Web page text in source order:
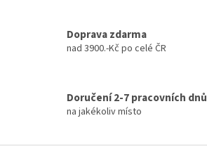
Doprava zdarma
nad 3900.-Kč po celé ČR
Doručení 2-7 pracovních dnů
na jakékoliv místo
Z